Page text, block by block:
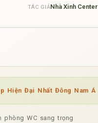
TÁC GIẢNhà Xinh Center
Hiện Đại Nhất Đông Nam Á
phòng WC sang trọng